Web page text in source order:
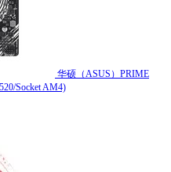
华硕（ASUS）PRIME
Socket AM4)